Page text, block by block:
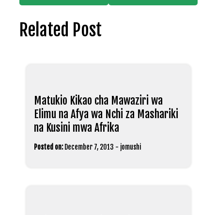
Related Post
Matukio Kikao cha Mawaziri wa
Elimu na Afya wa Nchi za Mashariki
na Kusini mwa Afrika
Posted on: December 7, 2013 - jomushi